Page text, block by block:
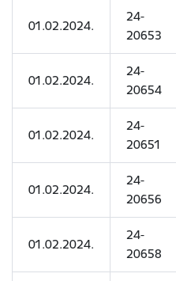
01.02.2024.
24-
20653
01.02.2024.
24-
20654
01.02.2024.
24-
20651
01.02.2024.
24-
20656
01.02.2024.
24-
20658